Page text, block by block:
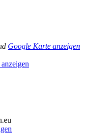
Google Karte anzeigen